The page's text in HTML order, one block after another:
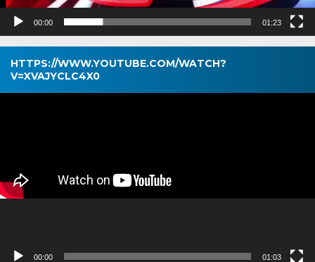
00:00 01:23
HTTPS://WWW.YOUTUBE.COM/WATCH?
V=XVAJYCLC4X0
Pemutar
00:00 01:03